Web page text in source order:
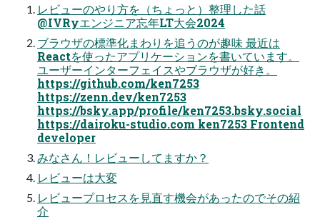
レビューのやり方を（ちょっと）整理した話
@IVRyエンジニア忘年LT大会2024
ブラウザの標準化まわりを追うのが趣味 最近は
Reactを使ったアプリケーションを書いています。
ユーザーインターフェイスやブラウザが好き。
https://github.com/ken7253
https://zenn.dev/ken7253
https://bsky.app/profile/ken7253.bsky.social
https://dairoku-studio.com ken7253 Frontend
developer
みなさん！レビューしてますか？
レビューは大変
レビュープロセスを見直す機会があったのでその紹
介